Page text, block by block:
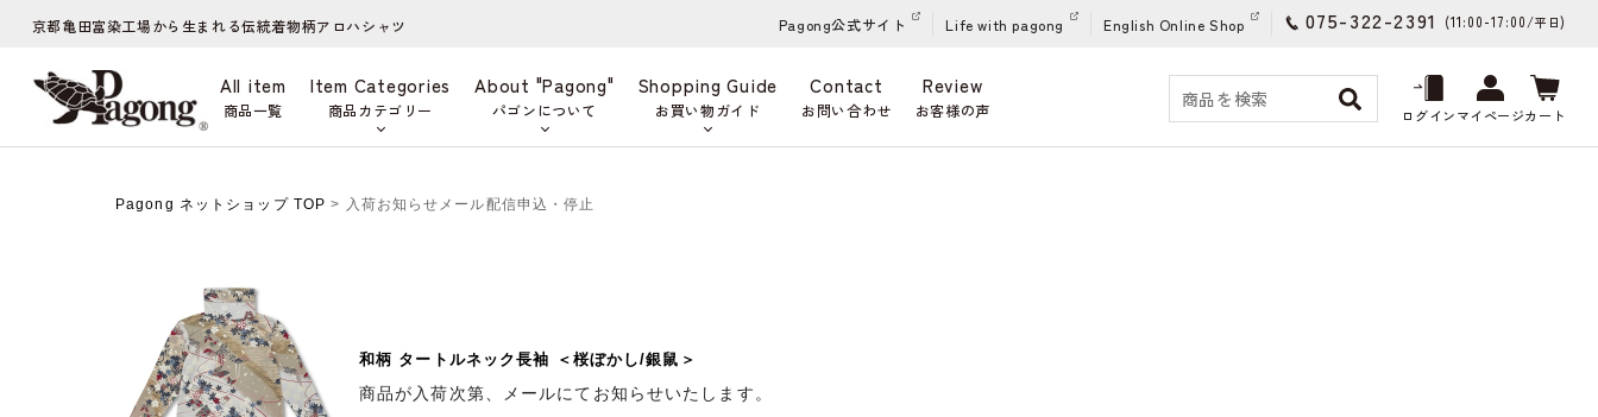
京都亀田富染工場から生まれる伝統着物柄アロハシャツ Pagong公式サイト Life with pagong English Online Shop 075-322-2391 (11:00-17:00/平日)
All item
商品一覧
Item Categories
商品カテゴリー
About "Pagong"
パゴンについて
Shopping Guide
お買い物ガイド
Contact
お問い合わせ
Review
お客様の声 ログインマイページカート
Pagong ネットショップ TOP > 入荷お知らせメール配信申込・停止
和柄 タートルネック長袖 ＜桜ぼかし/銀鼠＞
商品が入荷次第、メールにてお知らせいたします。